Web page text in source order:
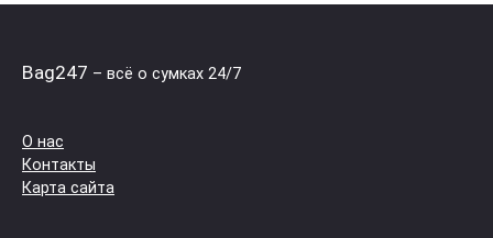
Bag247 – всё о сумках 24/7
О нас
Контакты
Карта сайта